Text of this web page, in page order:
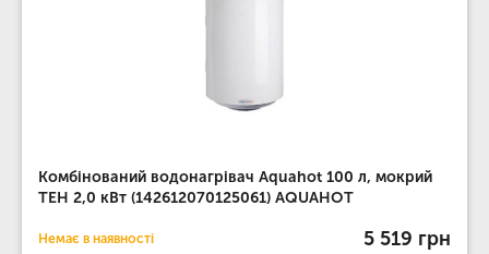
Комбінований водонагрівач Aquahot 100 л, мокрий
ТЕН 2,0 кВт (142612070125061) AQUAHOT
Немає в наявності 5 519 грн